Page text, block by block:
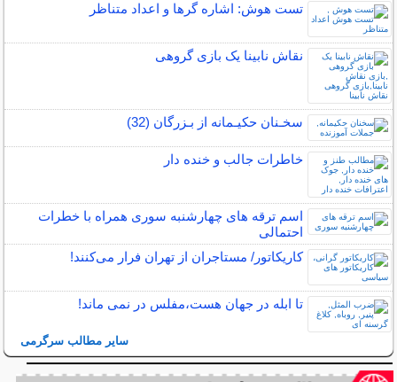
تست هوش: اشاره گرها و اعداد متناظر
نقاش نابینا یک بازی گروهی
سخـنان حکیـمانه از بـزرگان (32)
خاطرات جالب و خنده دار
اسم ترقه های چهارشنبه سوری همراه با خطرات
احتمالی
کاریکاتور/ مستاجران از تهران فرار می‌کنند!
تا ابله در جهان هست،مفلس در نمی ماند!
سایر مطالب سرگرمی